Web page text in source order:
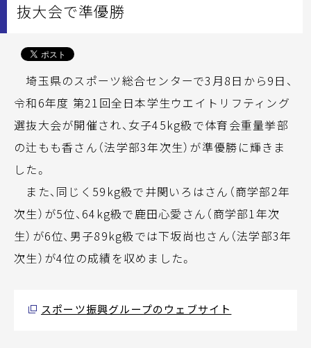
抜大会で準優勝
埼玉県のスポーツ総合センターで3月8日から9日、
令和6年度 第21回全日本学生ウエイトリフティング
選抜大会が開催され、女子45kg級で体育会重量挙部
の辻もも香さん（法学部3年次生）が準優勝に輝きま
した。
また、同じく59kg級で井関いろはさん（商学部2年
次生）が5位、64kg級で鹿田心愛さん（商学部1年次
生）が6位、男子89kg級では下坂尚也さん（法学部3年
次生）が4位の成績を収めました。
スポーツ振興グループのウェブサイト